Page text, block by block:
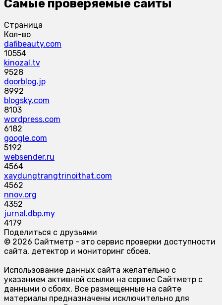
Самые проверяемые сайты
Страница
Кол-во
dafibeauty.com
10554
kinozal.tv
9528
doorblog.jp
8992
blogsky.com
8103
wordpress.com
6182
google.com
5192
websender.ru
4564
xaydungtrangtrinoithat.com
4562
nnov.org
4352
jurnal.dbp.my
4179
Поделиться с друзьями
© 2026 Сайтметр - это сервис проверки доступности
сайта, детектор и мониторинг сбоев.
Использование данных сайта желательно с
указанием активной ссылки на сервис Сайтметр с
данными о сбоях. Все размещенные на сайте
материалы предназначены исключительно для